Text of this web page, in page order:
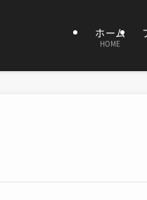
ホーム
HOME